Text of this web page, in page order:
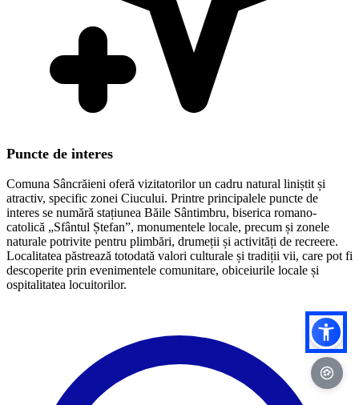
Puncte de interes
Comuna Sâncrăieni oferă vizitatorilor un cadru natural liniștit și
atractiv, specific zonei Ciucului. Printre principalele puncte de
interes se numără stațiunea Băile Sântimbru, biserica romano-
catolică „Sfântul Ștefan”, monumentele locale, precum și zonele
naturale potrivite pentru plimbări, drumeții și activități de recreere.
Localitatea păstrează totodată valori culturale și tradiții vii, care pot fi
descoperite prin evenimentele comunitare, obiceiurile locale și
ospitalitatea locuitorilor.